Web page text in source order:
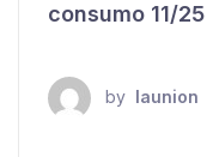
consumo 11/25
by launion